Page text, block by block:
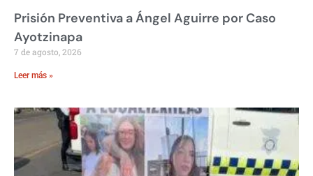
Prisión Preventiva a Ángel Aguirre por Caso
Ayotzinapa
7 de agosto, 2026
Leer más »